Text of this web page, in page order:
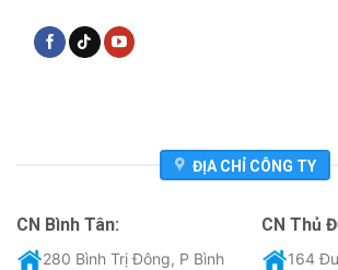
ĐỊA CHỈ CÔNG TY
CN Bình Tân:
280 Bình Trị Đông, P Bình
CN Thủ
164